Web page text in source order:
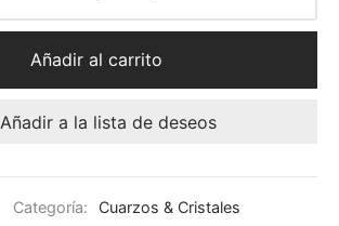
Añadir al carrito
Añadir a la lista de deseos
Categoría:
Cuarzos & Cristales